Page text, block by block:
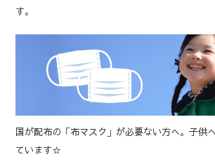
す。
国が配布の「布マスク」が必要ない方へ。子供
ています☆